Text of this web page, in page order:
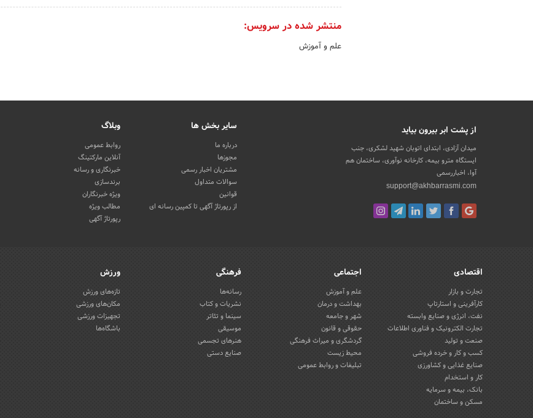
منتشر شده در سرویس:
علم و آموزش
از پشت ابر بیرون بیاید
میدان آزادی، ابتدای اتوبان شهید لشکری، جنب
ایستگاه مترو بیمه، کارخانه نوآوری، ساختمان هم
آوا، اخباررسمی
support@akhbarrasmi.com
سایر بخش ها
درباره ما
مجوزها
مشتریان اخبار رسمی
سوالات متداول
قوانین
از رپورتاژ آگهی تا کمپین رسانه ای
وبلاگ
روابط عمومی
آنلاین مارکتینگ
خبرنگاری و رسانه
برندسازی
ویژه خبرنگاران
مطالب ویژه
رپورتاژ آگهی
اقتصادی
تجارت و بازار
کارآفرینی و استارتاپ
نفت، انرژی و صنایع وابسته
تجارت الکترونیک و فناوری اطلاعات
صنعت و تولید
کسب و کار و خرده فروشی
صنایع غذایی و کشاورزی
کار و استخدام
بانک، بیمه و سرمایه
مسکن و ساختمان
اجتماعی
علم و آموزش
بهداشت و درمان
شهر و جامعه
حقوقی و قانون
گردشگری و میراث فرهنگی
محیط زیست
تبلیغات و روابط عمومی
فرهنگی
رسانه‌ها
نشریات و کتاب
سینما و تئاتر
موسیقی
هنرهای تجسمی
صنایع دستی
ورزش
تازه‌های ورزش
مکان‌های ورزشی
تجهیزات ورزشی
باشگاه‌ها